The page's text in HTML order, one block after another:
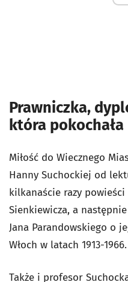
Prawniczka,
która pokochała
Miłość do Wiecznego
Hanny Suchockiej od
kilkanaście razy powieści
Sienkiewicza, a
Jana Parandowskiego o
Włoch w latach 1913-1966.
Także i profesor